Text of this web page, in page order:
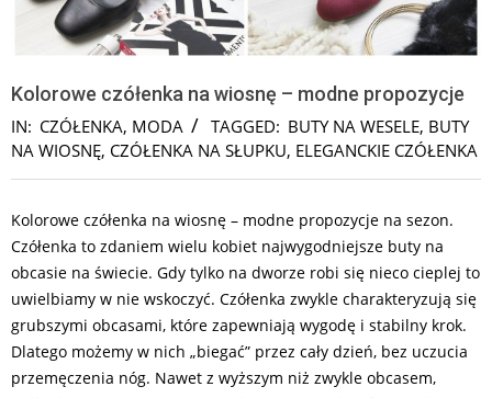
Kolorowe czółenka na wiosnę – modne propozycje
IN: CZÓŁENKA, MODA TAGGED: BUTY NA WESELE, BUTY
NA WIOSNĘ, CZÓŁENKA NA SŁUPKU, ELEGANCKIE CZÓŁENKA
Kolorowe czółenka na wiosnę – modne propozycje na sezon.
Czółenka to zdaniem wielu kobiet najwygodniejsze buty na
obcasie na świecie. Gdy tylko na dworze robi się nieco cieplej to
uwielbiamy w nie wskoczyć. Czółenka zwykle charakteryzują się
grubszymi obcasami, które zapewniają wygodę i stabilny krok.
Dlatego możemy w nich „biegać” przez cały dzień, bez uczucia
przemęczenia nóg. Nawet z wyższym niż zwykle obcasem,